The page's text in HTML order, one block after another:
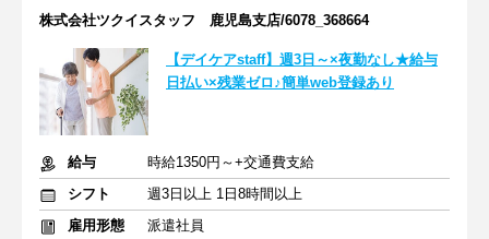
株式会社ツクイスタッフ 鹿児島支店/6078_368664
【デイケアstaff】週3日～×夜勤なし★給与
日払い×残業ゼロ♪簡単web登録あり
給与
時給1350円～+交通費支給
シフト
週3日以上 1日8時間以上
雇用形態
派遣社員